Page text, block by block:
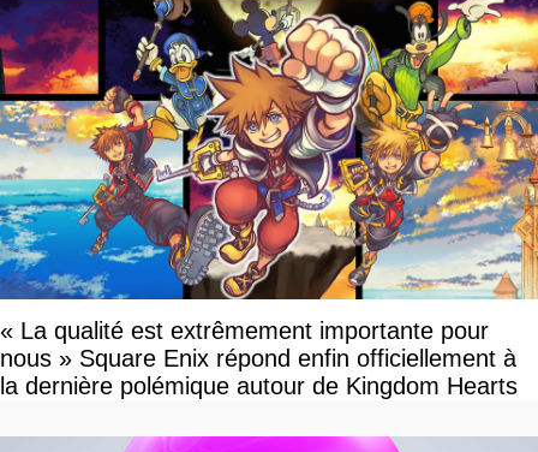
« La qualité est extrêmement importante pour
nous » Square Enix répond enfin officiellement à
la dernière polémique autour de Kingdom Hearts